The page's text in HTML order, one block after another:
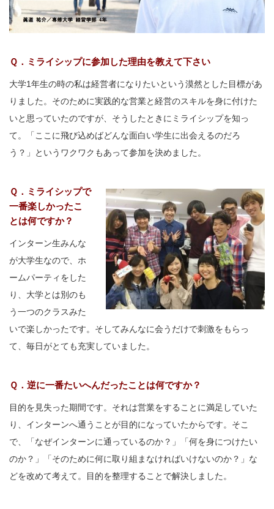
Ｑ．ミライシップに参加した理由を教えて下さい
大学1年生の時の私は経営者になりたいという漠然とした目標があ
りました。そのために実践的な営業と経営のスキルを身に付けた
いと思っていたのですが、そうしたときにミライシップを知っ
て。「ここに飛び込めばどんな面白い学生に出会えるのだろ
う？」というワクワクもあって参加を決めました。
Ｑ．ミライシップで
一番楽しかったこ
とは何ですか？
インターン生みんな
が大学生なので、ホ
ームパーティをした
り、大学とは別のも
う一つのクラスみた
いで楽しかったです。そしてみんなに会うだけで刺激をもらっ
て、毎日がとても充実していました。
Ｑ．逆に一番たいへんだったことは何ですか？
目的を見失った期間です。それは営業をすることに満足していた
り、インターンへ通うことが目的になっていたからです。そこ
で、「なぜインターンに通っているのか？」「何を身につけたい
のか？」「そのために何に取り組まなければいけないのか？」な
どを改めて考えて。目的を整理することで解決しました。